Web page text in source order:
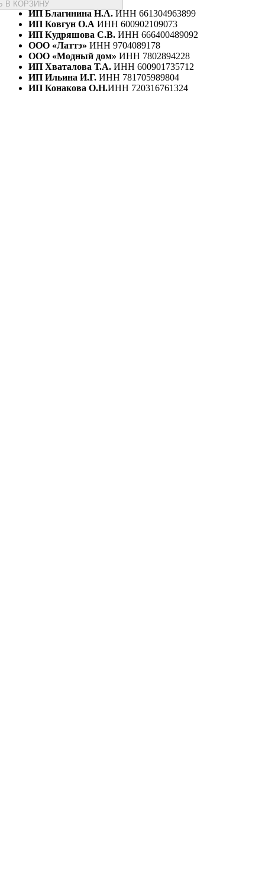
В КОРЗИНУ
ИП Благинина Н.А.ИНН 661304963899
ИП Ковгун О.А ИНН 600902109073
ИП Кудряшова С.В. ИНН 666400489092
ООО «Латтэ» ИНН 9704089178
ООО «Модный дом» ИНН 7802894228
ИП Хваталова Т.А. ИНН 600901735712
ИП Ильина И.Г. ИНН 781705989804
ИП Конакова О.Н.ИНН 720316761324